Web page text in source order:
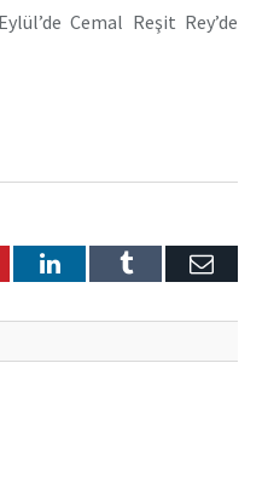
Cemal Reşit Rey’de
LinkedInTumblr E-